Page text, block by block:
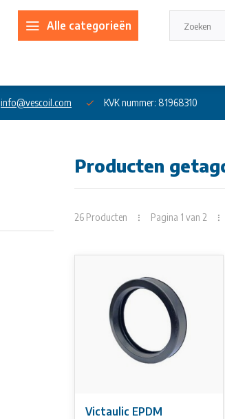
Alle categorieën
info@vescoil.com KVK nummer: 81968310
Producten
26 Producten Pagina 1 van 2
Victaulic EPDM